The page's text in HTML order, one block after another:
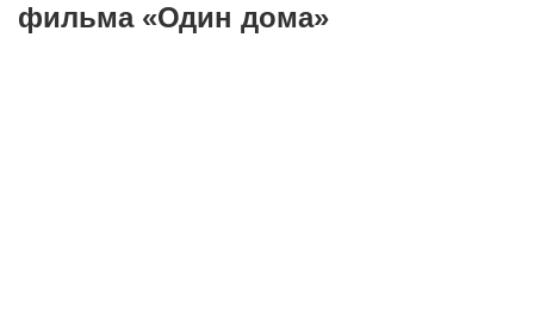
фильма «Один дома»
фильма «Один дома»